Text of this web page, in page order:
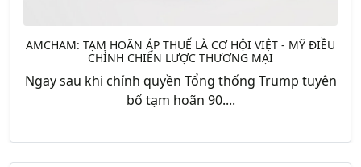
AMCHAM: TẠM HOÃN ÁP THUẾ LÀ CƠ HỘI VIỆT - MỸ ĐIỀU
CHỈNH CHIẾN LƯỢC THƯƠNG MẠI
Ngay sau khi chính quyền Tổng thống Trump tuyên
bố tạm hoãn 90....